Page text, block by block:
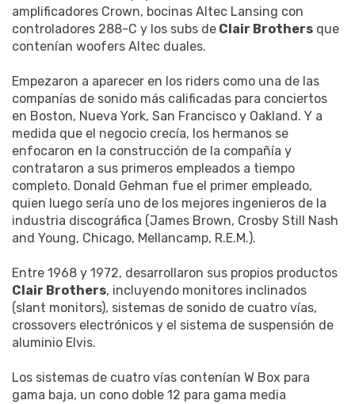
amplificadores Crown, bocinas Altec Lansing con
controladores 288-C y los subs de Clair Brothers que
contenían woofers Altec duales.
Empezaron a aparecer en los riders como una de las
companías de sonido más calificadas para conciertos
en Boston, Nueva York, San Francisco y Oakland. Y a
medida que el negocio crecía, los hermanos se
enfocaron en la construcción de la compañía y
contrataron a sus primeros empleados a tiempo
completo. Donald Gehman fue el primer empleado,
quien luego sería uno de los mejores ingenieros de la
industria discográfica (James Brown, Crosby Still Nash
and Young, Chicago, Mellancamp, R.E.M.).
Entre 1968 y 1972, desarrollaron sus propios productos
Clair Brothers, incluyendo monitores inclinados
(slant monitors), sistemas de sonido de cuatro vías,
crossovers electrónicos y el sistema de suspensión de
aluminio Elvis.
Los sistemas de cuatro vías contenían W Box para
gama baja, un cono doble 12 para gama media